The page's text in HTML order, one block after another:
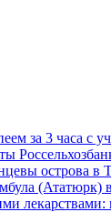
за 3 часа с
острова в
лекарствами: